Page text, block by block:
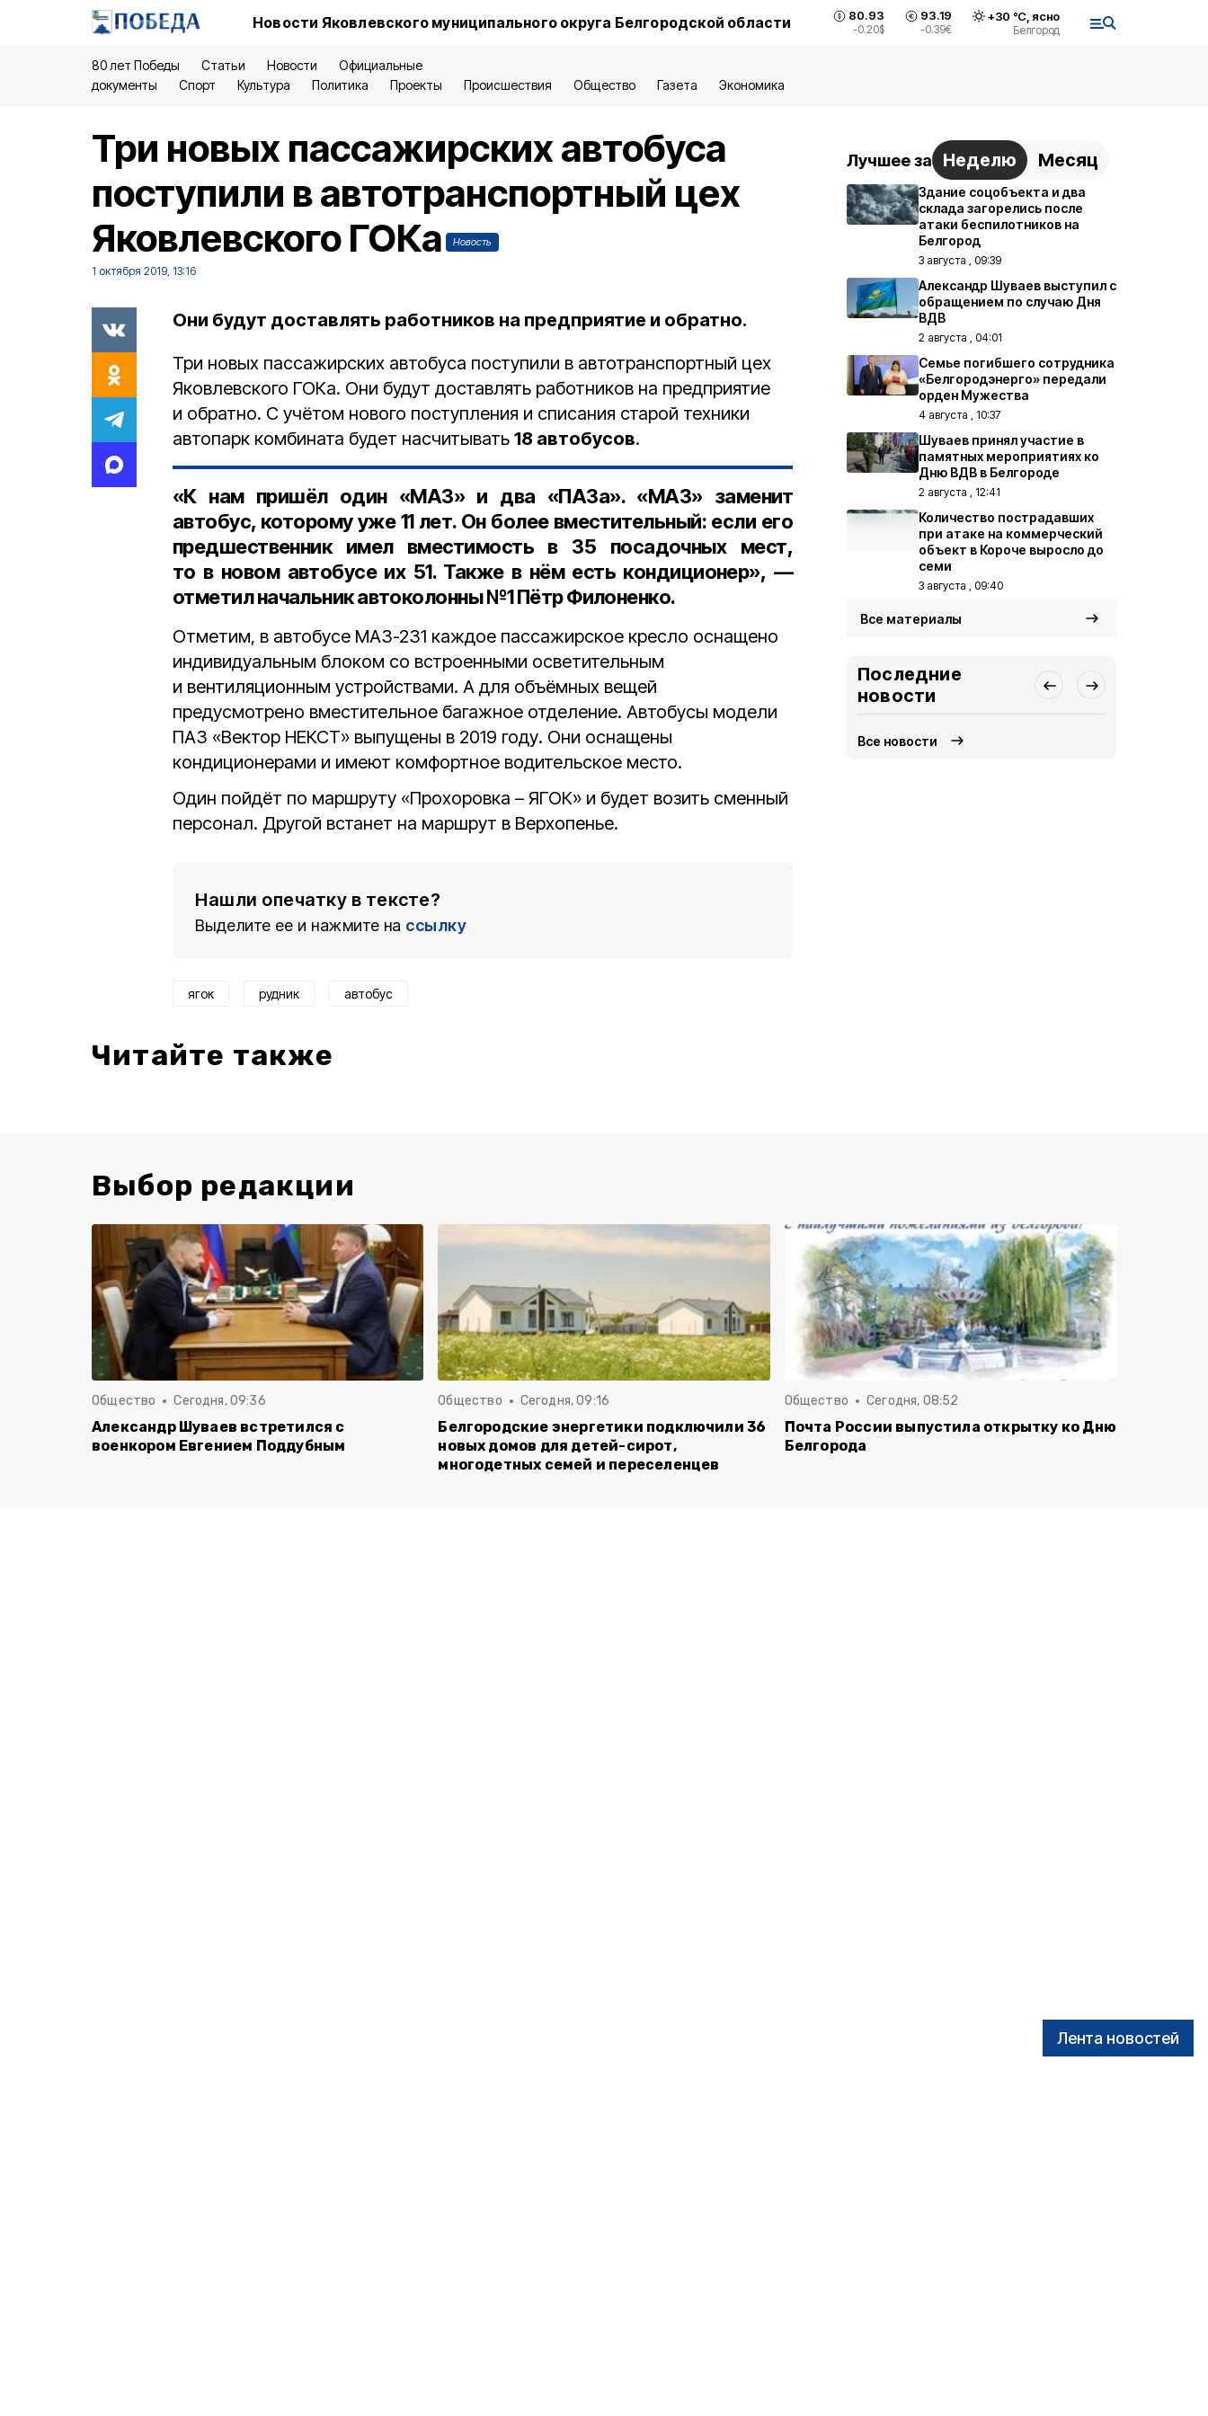
Новости Яковлевского муниципального округа Белгородской области 80.93
-0.20$
93.19
-0.39€
+30 °С, ясно
Белгород
80 лет Победы Статьи Новости
Официальные
документы
Спорт Культура Политика Проекты Происшествия Общество Газета Экономика
Лента новостей
Три новых пассажирских автобуса
поступили в автотранспортный цех
Яковлевского ГОКа
Новость
1 октября 2019, 13:16
Они будут доставлять работников на предприятие и обратно.
Три новых пассажирских автобуса поступили в автотранспортный цех
Яковлевского ГОКа. Они будут доставлять работников на предприятие
и обратно. С учётом нового поступления и списания старой техники
автопарк комбината будет насчитывать 18 автобусов.
«К нам пришёл один «МАЗ» и два «ПАЗа». «МАЗ» заменит
автобус, которому уже 11 лет. Он более вместительный: если его
предшественник имел вместимость в 35 посадочных мест,
то в новом автобусе их 51. Также в нём есть кондиционер», —
отметилначальник автоколонны №1 Пётр Филоненко.
Отметим, в автобусе МАЗ-231 каждое пассажирское кресло оснащено
индивидуальным блоком со встроенными осветительным
и вентиляционным устройствами. А для объёмных вещей
предусмотрено вместительное багажное отделение. Автобусы модели
ПАЗ «Вектор НЕКСТ» выпущены в 2019 году. Они оснащены
кондиционерами и имеют комфортное водительское место.
Один пойдёт по маршруту «Прохоровка – ЯГОК» и будет возить сменный
персонал. Другой встанет на маршрут в Верхопенье.
Нашли опечатку в тексте?
Выделите ее и нажмите на ссылку
ягок рудник автобус
Читайте также
Лучшее за Неделю Месяц
Здание соцобъекта и два
склада загорелись после
атаки беспилотников на
Белгород
3 августа , 09:39
Александр Шуваев выступил с
обращением по случаю Дня
ВДВ
2 августа , 04:01
Семье погибшего сотрудника
«Белгородэнерго» передали
орден Мужества
4 августа , 10:37
Шуваев принял участие в
памятных мероприятиях ко
Дню ВДВ в Белгороде
2 августа , 12:41
Количество пострадавших
при атаке на коммерческий
объект в Короче выросло до
семи
3 августа , 09:40
Все материалы
Последние
новости
Все новости
Выбор редакции
Общество Сегодня, 09:36
Александр Шуваев встретился с
военкором Евгением Поддубным
Общество Сегодня, 09:16
Белгородские энергетики подключили 36
новых домов для детей-сирот,
многодетных семей и переселенцев
Общество Сегодня, 08:52
Почта России выпустила открытку ко Дню
Белгорода